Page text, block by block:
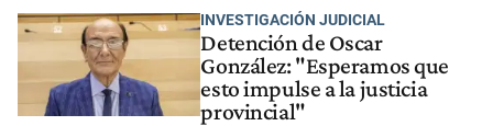
INVESTIGACIÓN JUDICIAL
Detención de Oscar
González: "Esperamos que
esto impulse a la justicia
provincial"